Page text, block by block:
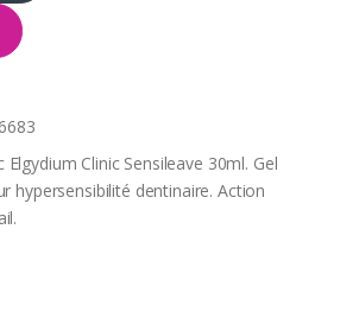
Clinic Sensileave 30ml. Gel
hypersensibilité dentinaire. Action